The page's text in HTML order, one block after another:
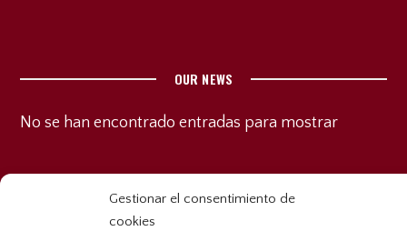
Gestionar el consentimiento de
cookies
OUR NEWS
No se han encontrado entradas para mostrar
Copyright © 2025 SYGNUS CAPITAL. All Rights Reserved.